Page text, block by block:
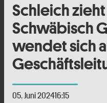
Schleich
Schwäbisch
wendet sich
05. Juni 202416:15